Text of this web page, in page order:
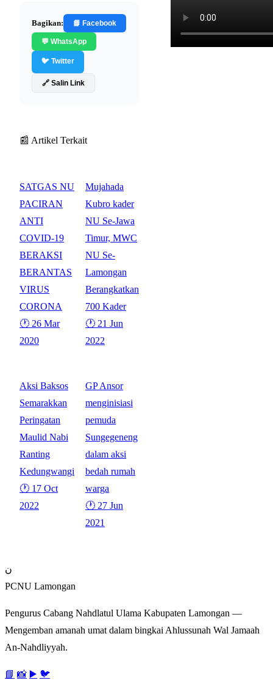
Bagikan: 📘 Facebook
💬 WhatsApp
🐦 Twitter
🔗 Salin Link
📰 Artikel Terkait
SATGAS NU
PACIRAN
ANTI
COVID-19
BERAKSI
BERANTAS
VIRUS
CORONA
🕐 26 Mar
2020
Mujahada
Kubro kader
NU Se-Jawa
Timur, MWC
NU Se-
Lamongan
Berangkatkan
700 Kader
🕐 21 Jun
2022
Aksi Baksos
Semarakkan
Peringatan
Maulid Nabi
Ranting
Kedungwangi
🕐 17 Oct
2022
GP Ansor
menginisiasi
pemuda
Sungegeneng
dalam aksi
bedah rumah
warga
🕐 27 Jun
2021
ن
PCNU Lamongan
Pengurus Cabang Nahdlatul Ulama Kabupaten Lamongan —
Mengemban amanah umat dalam bingkai Ahlussunah Wal Jamaah
An-Nahdliyyah.
📘 📸 ▶️ 🐦